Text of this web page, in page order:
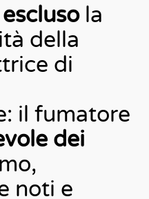
esclusola
della
di
il fumatore
dei
noti e